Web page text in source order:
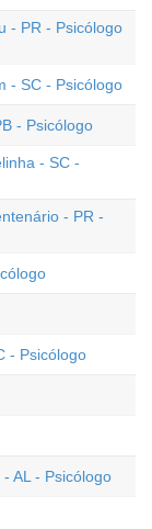
- PR - Psicólogo
- SC - Psicólogo
- Psicólogo
- SC -
- PR -
- Psicólogo
AL - Psicólogo